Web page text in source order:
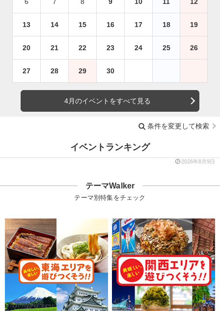
13 14 15 16 17 18 19
20 21 22 23 24 25 26
27 28 29 30
4月のイベントをすべて見る
条件を変更して検索
イベントランキング
2026年8月9日
テーマWalker
テーマ別特集をチェック